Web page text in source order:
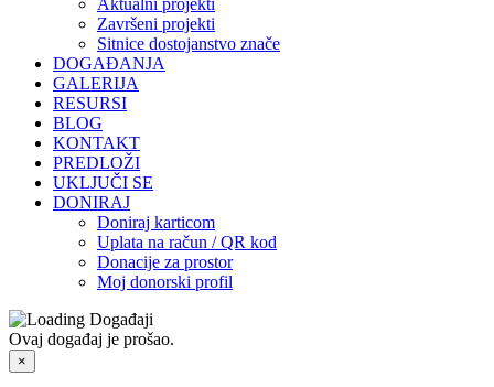
Aktualni projekti
Završeni projekti
Sitnice dostojanstvo znače
DOGAĐANJA
GALERIJA
RESURSI
BLOG
KONTAKT
PREDLOŽI
UKLJUČI SE
DONIRAJ
Doniraj karticom
Uplata na račun / QR kod
Donacije za prostor
Moj donorski profil
Ovaj događaj je prošao.
×